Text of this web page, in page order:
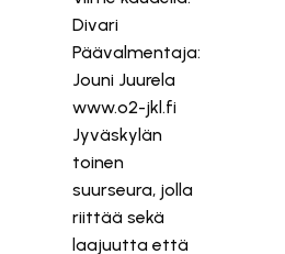
Divari
Päävalmentaja:
Jouni Juurela
www.o2-jkl.fi
Jyväskylän
toinen
suurseura, jolla
riittää sekä
laajuutta että